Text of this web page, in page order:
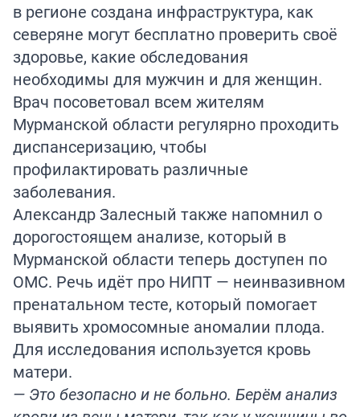
в регионе создана инфраструктура, как
северяне могут бесплатно проверить своё
здоровье, какие обследования
необходимы для мужчин и для женщин.
Врач посоветовал всем жителям
Мурманской области регулярно проходить
диспансеризацию, чтобы
профилактировать различные
заболевания.
Александр Залесный также напомнил о
дорогостоящем анализе, который в
Мурманской области теперь доступен по
ОМС. Речь идёт про НИПТ — неинвазивном
пренатальном тесте, который помогает
выявить хромосомные аномалии плода.
Для исследования используется кровь
матери.
— Это безопасно и не больно. Берём анализ